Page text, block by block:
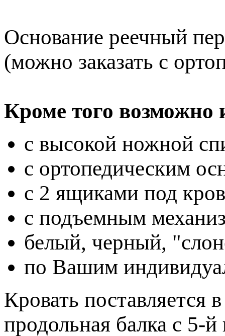
Основание реечный
(можно заказать с
Кроме того возможно
с высокой ножной
с ортопедическим
с 2 ящиками под
с подъемным
белый, черный,
по Вашим
Кровать поставляется
продольная балка с 5-